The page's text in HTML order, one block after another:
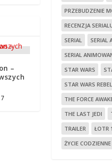
–
PRZEBUDZENIE
RECENZJA
SERIAL
SERIAL
SERIAL
STAR WARS
STAR WARS
THE FORCE
THE LAST JEDI
TRAILER
ŁOTR 1
ŻYCIE CODZIENNE